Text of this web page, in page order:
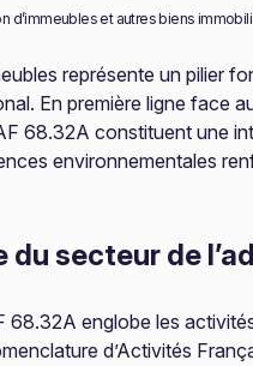
d’immeubles et autres biens
représente un
En première ligne face
68.32A constituent une
environnementales
du secteur de
englobe les
d’Activités